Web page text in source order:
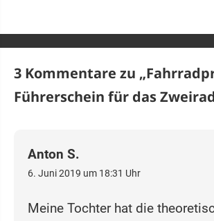
3 Kommentare zu „
Führerschein für das Zweirad
Anton S.
6. Juni 2019 um 18:31 Uhr
Meine Tochter hat die